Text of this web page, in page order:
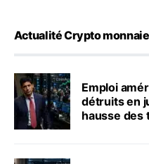
Actualité Crypto monnaie
Emploi
détruits en
hausse des